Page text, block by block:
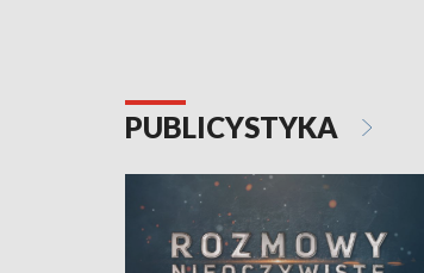
PUBLICYSTYKA